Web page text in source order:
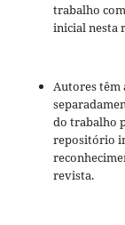
trabalho
inicial nesta
Autores têm
do trabalho
repositório
revista.